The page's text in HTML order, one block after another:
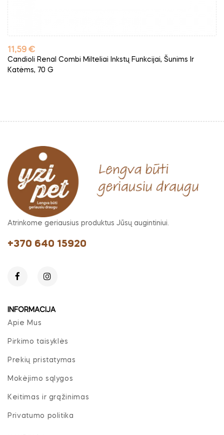
Kaina
11,59 €
Candioli Renal Combi Milteliai Inkstų Funkcijai, Šunims Ir
Katėms, 70 G
Atrinkome geriausius produktus Jūsų augintiniui.
+370 640 15920
INFORMACIJA
Apie Mus
Pirkimo taisyklės
Prekių pristatymas
Mokėjimo sąlygos
Keitimas ir grąžinimas
Privatumo politika